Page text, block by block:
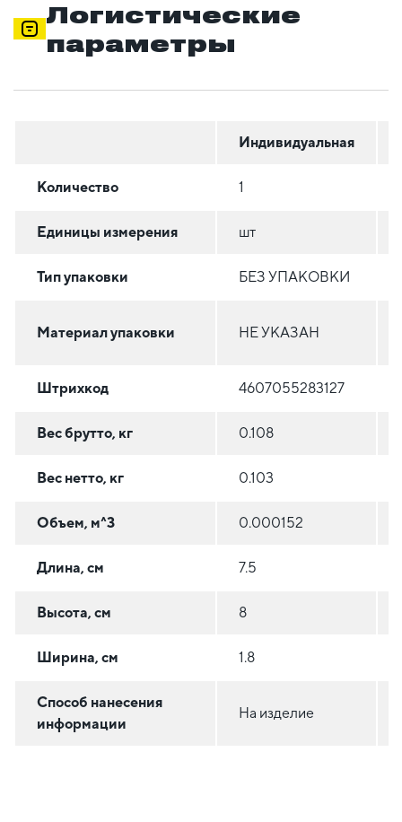
Логистические
параметры
Индивидуальная
Количество 1
Единицы измерения шт
Тип упаковки БЕЗ УПАКОВКИ
Материал упаковки НЕ УКАЗАН
Штрихкод 4607055283127
Вес брутто, кг 0.108
Вес нетто, кг 0.103
Объем, м^3 0.000152
Длина, см 7.5
Высота, см 8
Ширина, см 1.8
Способ нанесения
информации
На изделие